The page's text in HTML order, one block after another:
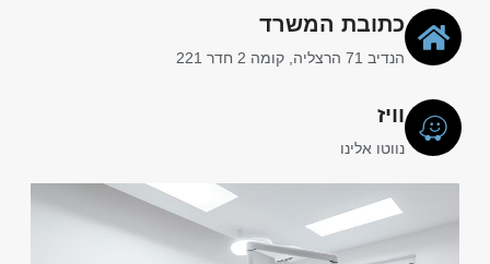
כתובת המשרד
הנדיב 71 הרצליה, קומה 2 חדר 221
וויז
נווטו אלינו